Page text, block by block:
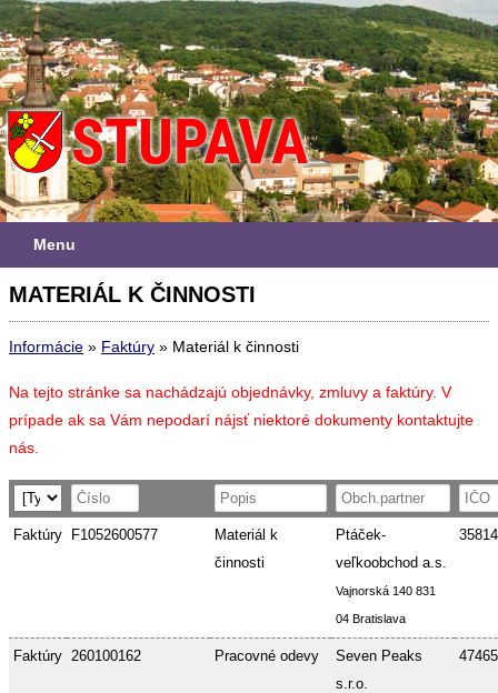
Menu
MATERIÁL K ČINNOSTI
Informácie » Faktúry » Materiál k činnosti
Na tejto stránke sa nachádzajú objednávky, zmluvy a faktúry. V
prípade ak sa Vám nepodarí nájsť niektoré dokumenty kontaktujte
nás.
Faktúry F1052600577
Materiál k
činnosti
Ptáček-
veľkoobchod a.s.
Vajnorská 140 831
04 Bratislava
Faktúry 260100162 Pracovné odevy
Seven Peaks
s.r.o.